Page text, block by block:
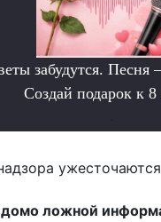
забудутся. Песня
Создай подарок к 8
ложной